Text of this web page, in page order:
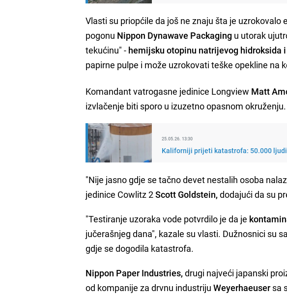
Vlasti su priopćile da još ne znaju šta je
pogonu Nippon Dynawave Packaging u utorak
tekućinu" - hemijsku otopinu natrijevog hidroksida
papirne pulpe i može uzrokovati teške opekline na
Komandant vatrogasne jedinice Longview Matt
izvlačenje biti sporo u izuzetno opasnom okruženju.
25.05.26. 13:30
Kaliforniji prijeti katastrofa: 50.000
"Nije jasno gdje se tačno devet nestalih osoba
jedinice Cowlitz 2Scott Goldstein, dodajući da su
"Testiranje uzoraka vode potvrdilo je da je
jučerašnjeg dana", kazale su vlasti. Dužnosnici su
gdje se dogodila katastrofa.
Nippon Paper Industries, drugi najveći japanski
od kompanije za drvnu industrijuWeyerhaeuser sa